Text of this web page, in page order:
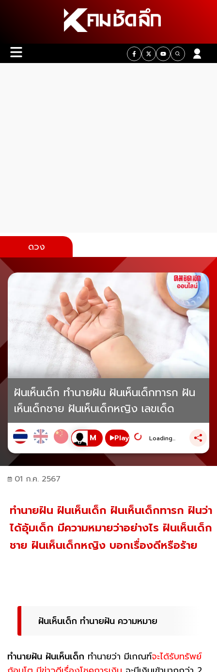
ดวง
ฝันเห็นเด็ก ทำนายฝัน ฝันเห็นเด็กทารก ฝัน
เห็นเด็กชาย ฝันเห็นเด็กหญิง เลขเด็ด
Play Loading...
01 ก.ค. 2567
ทำนายฝัน ฝันเห็นเด็ก ฝันเห็นเด็กทารก ฝันว่า
ได้อุ้มเด็ก มีความหมายว่าอย่างไร ฝันเห็นเด็ก
ชาย ฝันเห็นเด็กหญิง บอกเรื่องดีหรือร้าย
ฝันเห็นเด็ก ทำนายฝัน ความหมาย
ทำนายฝัน ฝันเห็นเด็ก ทำนายว่า มีเกณฑ์จะได้รับทรัพย์